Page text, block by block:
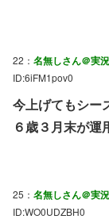
22： 名無しさん＠実
ID:6iFM1pov0
今上げてもシー
６歳３月末が運
25： 名無しさん＠実
ID:WO0UDZBH0